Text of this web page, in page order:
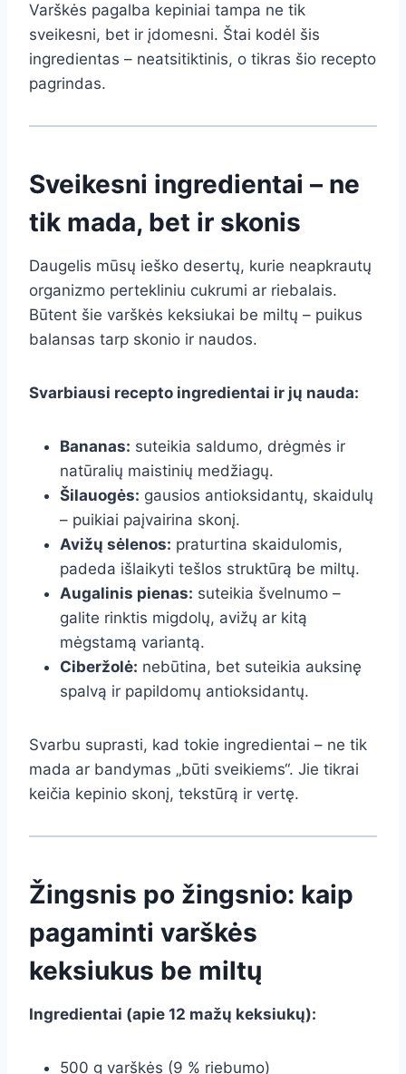
Varškės pagalba kepiniai tampa ne tik
sveikesni, bet ir įdomesni. Štai kodėl šis
ingredientas – neatsitiktinis, o tikras šio recepto
pagrindas.
Sveikesni ingredientai – ne
tik mada, bet ir skonis
Daugelis mūsų ieško desertų, kurie neapkrautų
organizmo pertekliniu cukrumi ar riebalais.
Būtent šie varškės keksiukai be miltų – puikus
balansas tarp skonio ir naudos.
Svarbiausi recepto ingredientai ir jų nauda:
Bananas: suteikia saldumo, drėgmės ir
natūralių maistinių medžiagų.
Šilauogės: gausios antioksidantų, skaidulų
– puikiai paįvairina skonį.
Avižų sėlenos: praturtina skaidulomis,
padeda išlaikyti tešlos struktūrą be miltų.
Augalinis pienas: suteikia švelnumo –
galite rinktis migdolų, avižų ar kitą
mėgstamą variantą.
Ciberžolė: nebūtina, bet suteikia auksinę
spalvą ir papildomų antioksidantų.
Svarbu suprasti, kad tokie ingredientai – ne tik
mada ar bandymas „būti sveikiems“. Jie tikrai
keičia kepinio skonį, tekstūrą ir vertę.
Žingsnis po žingsnio: kaip
pagaminti varškės
keksiukus be miltų
Ingredientai (apie 12 mažų keksiukų):
500 g varškės (9 % riebumo)